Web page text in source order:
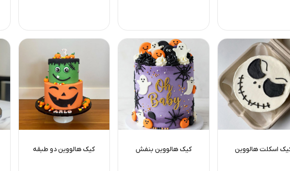
اسکلت هالووین کیک هالووین بنفش کیک هالووین دو طبقه